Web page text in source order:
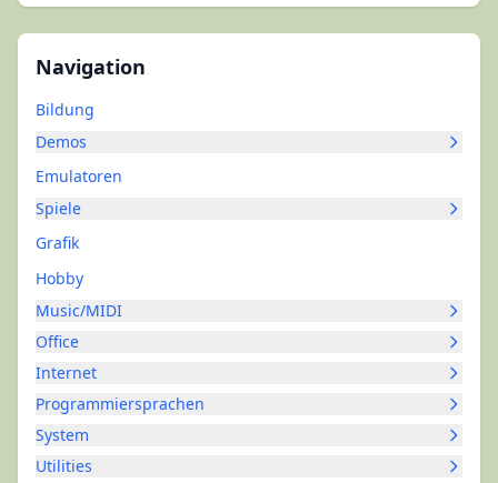
Navigation
Bildung
Demos
Emulatoren
Spiele
Grafik
Hobby
Music/MIDI
Office
Internet
Programmiersprachen
System
Utilities